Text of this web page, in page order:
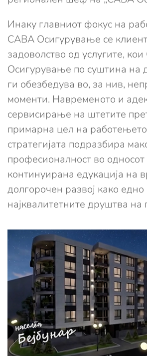
Инаку главниот фокус на
САВА Осигурување се
задоволство од услугите,
Осигурување по суштина на
ги обезбедува во, за нив,
моменти. Навременото и
сервисирање на штетите
примарна цел на
стратегијата подразбира
професионалност во односот
континуирана едукација на
долгорочен развој како едно
најквалитетните друштва на